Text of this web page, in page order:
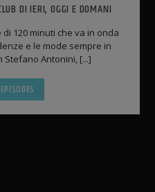
DI IERI, OGGI E DOMANI
120 minuti che va in onda
e le mode sempre in
Stefano Antonini, [...]